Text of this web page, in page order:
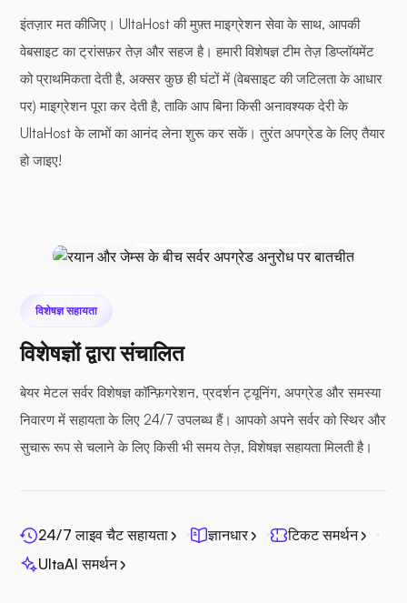
इंतज़ार मत कीजिए। UltaHost की मुफ़्त माइग्रेशन सेवा के साथ, आपकी
वेबसाइट का ट्रांसफ़र तेज़ और सहज है। हमारी विशेषज्ञ टीम तेज़ डिप्लॉयमेंट
को प्राथमिकता देती है, अक्सर कुछ ही घंटों में (वेबसाइट की जटिलता के आधार
पर) माइग्रेशन पूरा कर देती है, ताकि आप बिना किसी अनावश्यक देरी के
UltaHost के लाभों का आनंद लेना शुरू कर सकें। तुरंत अपग्रेड के लिए तैयार
हो जाइए!
विशेषज्ञ सहायता
विशेषज्ञों द्वारा संचालित
बेयर मेटल सर्वर विशेषज्ञ कॉन्फ़िगरेशन, प्रदर्शन ट्यूनिंग, अपग्रेड और समस्या
निवारण में सहायता के लिए 24/7 उपलब्ध हैं। आपको अपने सर्वर को स्थिर और
सुचारू रूप से चलाने के लिए किसी भी समय तेज़, विशेषज्ञ सहायता मिलती है।
24/7 लाइव चैट सहायता ज्ञानधार
टिकट समर्थन
UltaAI समर्थन